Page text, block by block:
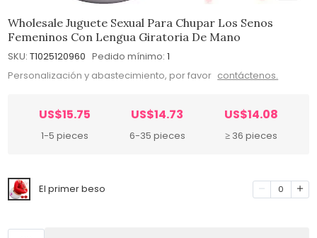
Wholesale Juguete Sexual Para Chupar Los Senos
Femeninos Con Lengua Giratoria De Mano
SKU: T1025120960 Pedido mínimo: 1
Personalización y abastecimiento, por favor contáctenos.
US$15.75
1-5 pieces
US$14.73
6-35 pieces
US$14.08
≥ 36 pieces
El primer beso 0